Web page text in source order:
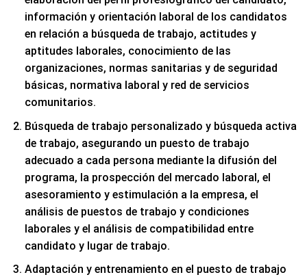
información y orientación laboral de los candidatos
en relación a búsqueda de trabajo, actitudes y
aptitudes laborales, conocimiento de las
organizaciones, normas sanitarias y de seguridad
básicas, normativa laboral y red de servicios
comunitarios.
Búsqueda de trabajo personalizado y búsqueda activa
de trabajo, asegurando un puesto de trabajo
adecuado a cada persona mediante la difusión del
programa, la prospección del mercado laboral, el
asesoramiento y estimulación a la empresa, el
análisis de puestos de trabajo y condiciones
laborales y el análisis de compatibilidad entre
candidato y lugar de trabajo.
Adaptación y entrenamiento en el puesto de trabajo